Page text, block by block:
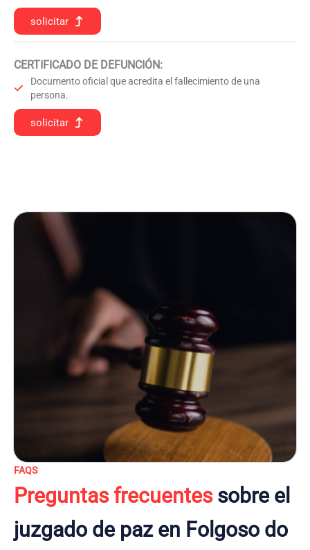
solicitar
CERTIFICADO DE DEFUNCIÓN:
Documento oficial que acredita el fallecimiento de una
persona.
solicitar
FAQS
Preguntas frecuentessobre el
juzgado de paz en Folgoso do